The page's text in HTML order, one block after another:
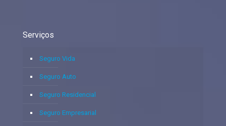
Serviços
Seguro Vida
Seguro Auto
Seguro Residencial
Seguro Empresarial